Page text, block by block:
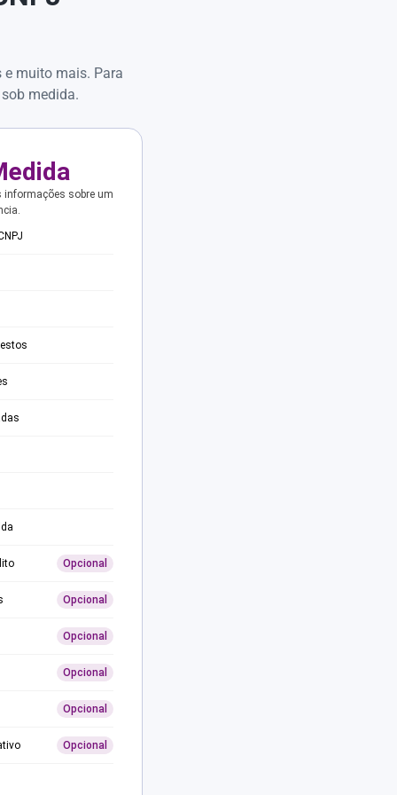
muito mais. Para
medida.
sobre um
Opcional
Opcional
Opcional
Opcional
Opcional
Opcional